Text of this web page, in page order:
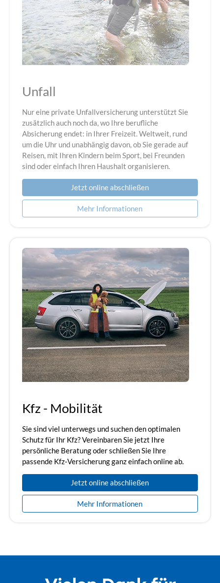
Unfall
Nur eine private Unfallversicherung unterstützt Sie
zusätzlich auch noch da, wo Ihre berufliche
Absicherung endet: in Ihrer Freizeit. Weltweit, rund
um die Uhr und unabhängig davon, ob Sie gerade auf
Reisen, mit Ihren Kindern beim Sport, bei Freunden
sind oder einfach Ihren Haushalt organisieren.
Jetzt online abschließen
Mehr Informationen
Kfz - Mobilität
Sie sind viel unterwegs und suchen den optimalen
Schutz für Ihr Kfz? Vereinbaren Sie jetzt Ihre
persönliche Beratung oder schließen Sie Ihre
passende Kfz‑Versicherung ganz einfach online ab.
Jetzt online abschließen
Mehr Informationen